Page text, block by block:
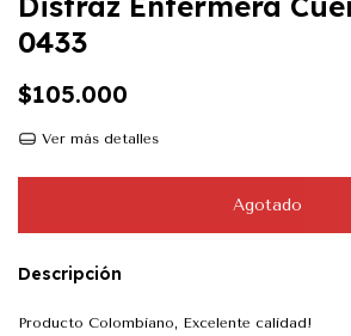
0433
$105.000
Ver más detalles
Descripción
Producto Colombiano, Excelente calidad!